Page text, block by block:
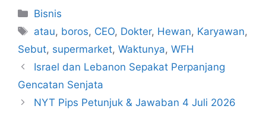
Kategori
Bisnis
Tag
atau, boros, CEO, Dokter, Hewan, Karyawan,
Sebut, supermarket, Waktunya, WFH
Israel dan Lebanon Sepakat Perpanjang
Gencatan Senjata
NYT Pips Petunjuk & Jawaban 4 Juli 2026